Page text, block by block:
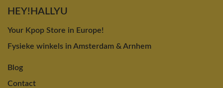
HEY!HALLYU
Your Kpop Store in Europe!
Fysieke winkels in Amsterdam & Arnhem
Blog
Contact